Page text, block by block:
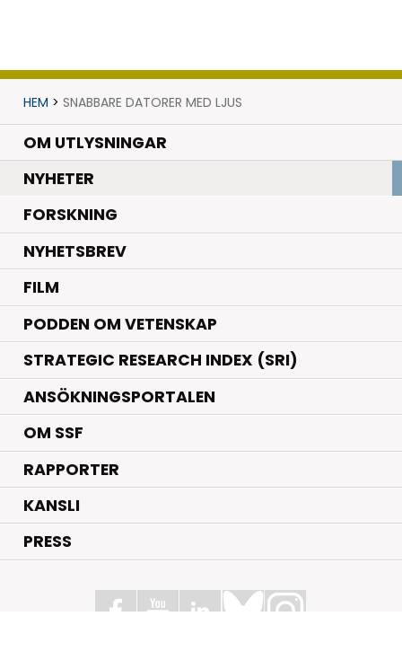
HEM > SNABBARE DATORER MED LJUS
OM UTLYSNINGAR
NYHETER.
FORSKNING.
NYHETSBREV
FILM
PODDEN OM VETENSKAP
STRATEGIC RESEARCH INDEX (SRI)
ANSÖKNINGSPORTALEN
OM SSF
RAPPORTER
KANSLI
PRESS